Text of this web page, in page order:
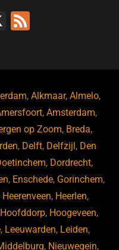
X
,Alkmaar,Almelo,
,Amsterdam,
op Zoom, Breda,
, Delft, Delfzijl, Den
, Dordrecht,
, Enschede, Gorinchem,
Heerenveen, Heerlen,
Hoofddorp, Hoogeveen,
, Leeuwarden, Leiden,
, Nieuwegein,